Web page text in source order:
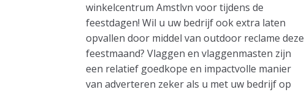
winkelcentrum Amstlvn voor tijdens de
feestdagen! Wil u uw bedrijf ook extra laten
opvallen door middel van outdoor reclame deze
feestmaand? Vlaggen en vlaggenmasten zijn
een relatief goedkope en impactvolle manier
van adverteren zeker als u met uw bedrijf op